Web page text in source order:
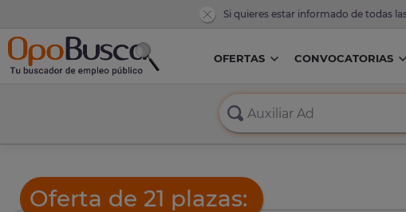
Si quieres estar informado de todas
OFERTAS CONVOCATORIAS
Oferta de 21 plazas: